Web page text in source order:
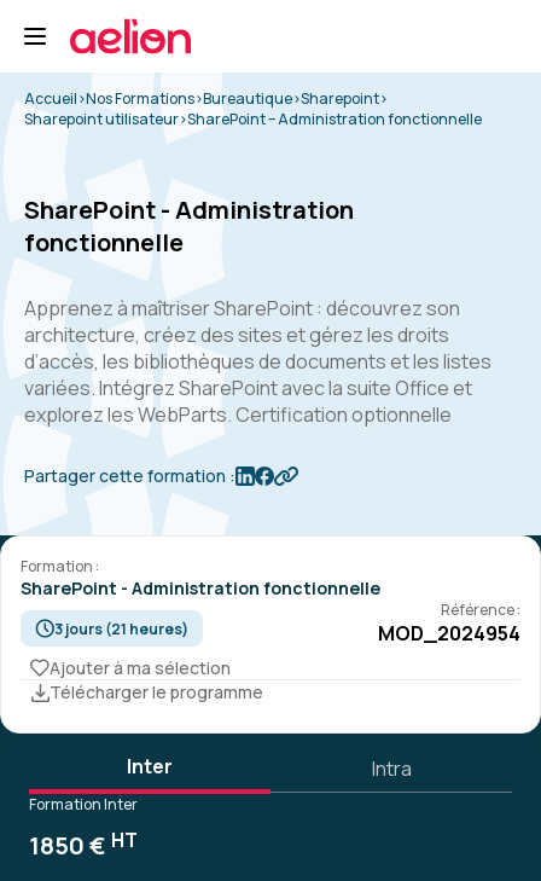
Accueil>Nos Formations>Bureautique>Sharepoint>
Sharepoint utilisateur>SharePoint – Administration fonctionnelle
SharePoint - Administration
fonctionnelle
Apprenez à maîtriser SharePoint : découvrez son
architecture, créez des sites et gérez les droits
d’accès, les bibliothèques de documents et les listes
variées. Intégrez SharePoint avec la suite Office et
explorez les WebParts. Certification optionnelle
Partager cette formation :
Formation :
SharePoint - Administration fonctionnelle
3 jours (21 heures)
Référence :
MOD_2024954
Ajouter à ma sélection
Télécharger le programme
Inter Intra
Formation Inter
1850 € HT